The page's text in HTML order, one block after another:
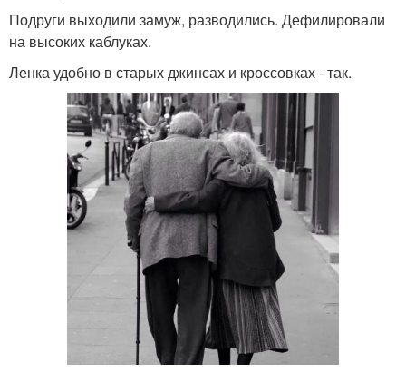
Подруги выходили замуж, разводились. Дефилировали
на высоких каблуках.
Ленка удобно в старых джинсах и кроссовках - так.